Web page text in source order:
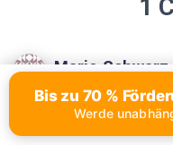
1
Mario Schwarz
Ich bin froh,
besonders
Bis zu 70 %
Werde